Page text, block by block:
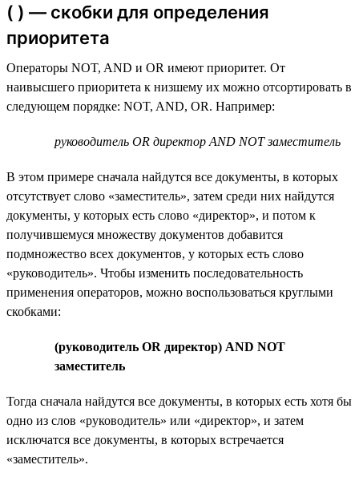
( ) — скобки для определения
приоритета
Операторы NOT, AND и OR имеют приоритет. От
наивысшего приоритета к низшему их можно отсортировать в
следующем порядке: NOT, AND, OR. Например:
руководитель OR директор AND NOT заместитель
В этом примере сначала найдутся все документы, в которых
отсутствует слово «заместитель», затем среди них найдутся
документы, у которых есть слово «директор», и потом к
получившемуся множеству документов добавится
подмножество всех документов, у которых есть слово
«руководитель». Чтобы изменить последовательность
применения операторов, можно воспользоваться круглыми
скобками:
(руководитель OR директор) AND NOT
заместитель
Тогда сначала найдутся все документы, в которых есть хотя бы
одно из слов «руководитель» или «директор», и затем
исключатся все документы, в которых встречается
«заместитель».